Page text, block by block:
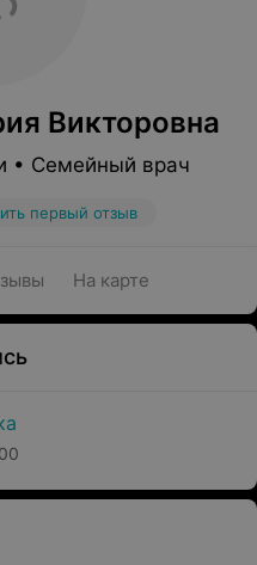
Викторовна
• Семейный врач
первый отзыв
На карте